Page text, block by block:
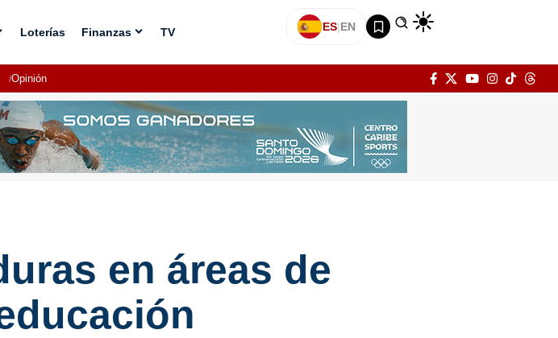
Loterías Finanzas TV ES|EN
Opinión
en áreas de